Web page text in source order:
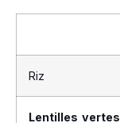
Riz
Lentilles vertes